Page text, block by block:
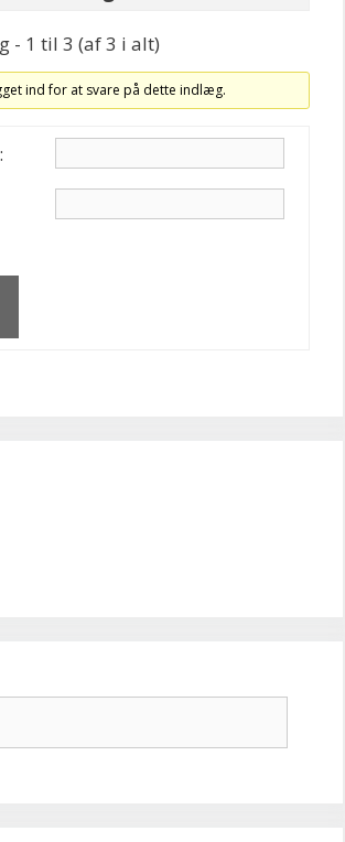
- 1 til 3 (af 3 i alt)
ind for at svare på dette indlæg.